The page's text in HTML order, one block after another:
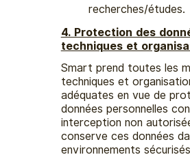
recherches/études.
4. Protection des
techniques et
Smart prend toutes les
techniques et
adéquates en vue de
données personnelles
interception non
conserve ces données
environnements